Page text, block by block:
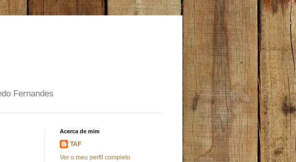
Fernandes
Acerca de mim
TAF
Ver o meu perfil completo